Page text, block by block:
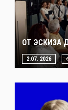
ОТ ЭСКИЗА
2.07. 2026